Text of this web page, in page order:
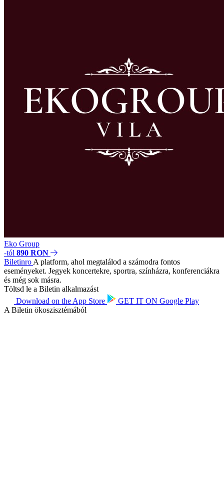
Eko Group
-tól 890 RON
Biletinro A platform, ahol megtalálod a számodra fontos
eseményeket. Jegyek koncertekre, sportra, színházra, konferenciákra
és még sok másra.
Töltsd le a Biletin alkalmazást
Download on the App Store GET IT ON Google Play
A Biletin ökoszisztémából